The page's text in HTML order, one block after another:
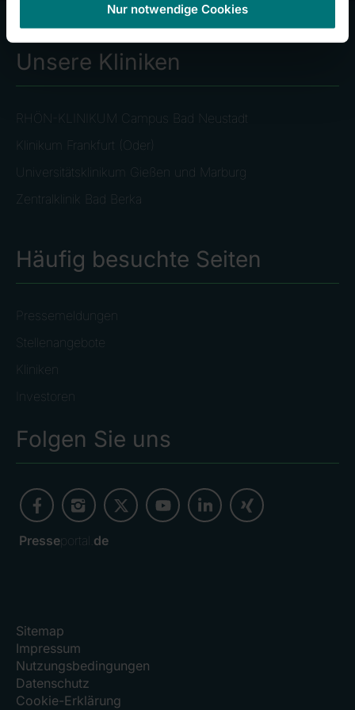
Nur notwendige Cookies
Unsere Kliniken
RHÖN-KLINIKUM Campus Bad Neustadt
Klinikum Frankfurt (Oder)
Universitätsklinikum Gießen und Marburg
Zentralklinik Bad Berka
Häufig besuchte Seiten
Pressemeldungen
Stellenangebote
Kliniken
Investoren
Folgen Sie uns
Presseportal. de
Sitemap
Impressum
Nutzungsbedingungen
Datenschutz
Cookie-Erklärung